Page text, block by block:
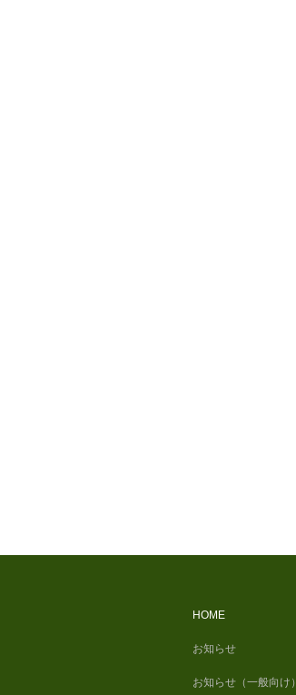
HOME
お知らせ
お知らせ（一般向け）